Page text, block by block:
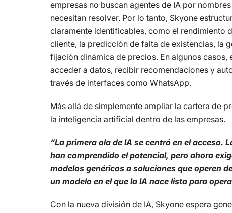
empresas no buscan agentes de IA por
necesitan resolver. Por lo tanto, Skyone
claramente identificables, como el rendimiento
cliente, la predicción de falta de existencias, la
fijación dinámica de precios. En algunos
acceder a datos, recibir recomendaciones y
través de interfaces como WhatsApp.
Más allá de simplemente ampliar la cartera de
la inteligencia artificial dentro de las empresas.
“La primera ola de IA se centró en el acceso.
han comprendido el potencial, pero ahora
modelos genéricos a soluciones que operen
un modelo en el que la IA nace lista para
Con la nueva división de IA, Skyone espera